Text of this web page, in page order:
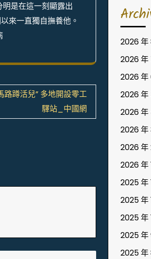
是在這一刻顯露出
來一直獨自撫養他。
路蹲活兒” 多地開設零工
驛站_中國網
2026 年
2026 年
2026 年
2026 年
2026 年
2026 年
2026 年
2026 年
2025 年
2025 年
2025 年
2025 年
2025 年